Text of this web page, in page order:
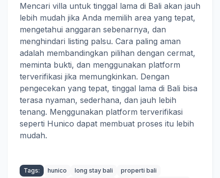
Mencari villa untuk tinggal lama di Bali akan jauh
lebih mudah jika Anda memilih area yang tepat,
mengetahui anggaran sebenarnya, dan
menghindari listing palsu. Cara paling aman
adalah membandingkan pilihan dengan cermat,
meminta bukti, dan menggunakan platform
terverifikasi jika memungkinkan. Dengan
pengecekan yang tepat, tinggal lama di Bali bisa
terasa nyaman, sederhana, dan jauh lebih
tenang. Menggunakan platform terverifikasi
seperti Hunico dapat membuat proses itu lebih
mudah.
Tags: hunico long stay bali
properti bali